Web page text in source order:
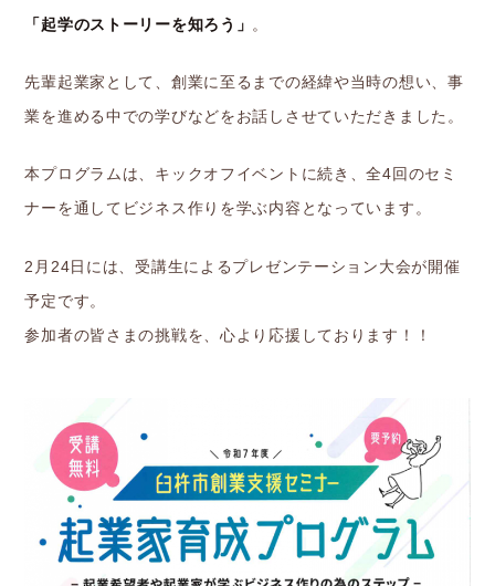
「起学のストーリーを知ろう」 。
先輩起業家として、創業に至るまでの経緯や当時の想い、事
業を進める中での学びなどをお話しさせていただきました。
本プログラムは、キックオフイベントに続き、全4回のセミ
ナーを通してビジネス作りを学ぶ内容となっています。
2月24日には、受講生によるプレゼンテーション大会が開催
予定です。
参加者の皆さまの挑戦を、心より応援しております！！